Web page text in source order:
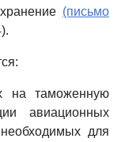
(письмо
на таможенную
авиационных
для